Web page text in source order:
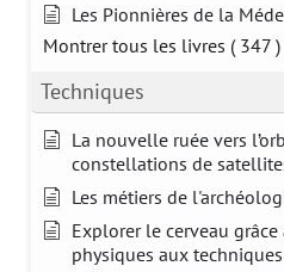
Les Pionnières de la
Montrer tous les livres ( 347 )
Techniques
La nouvelle ruée vers
constellations de
Les métiers de
Explorer le cerveau
physiques aux